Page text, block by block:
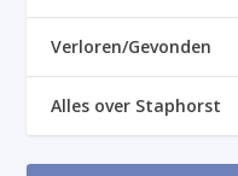
Verloren/Gevonden
Alles over Staphorst